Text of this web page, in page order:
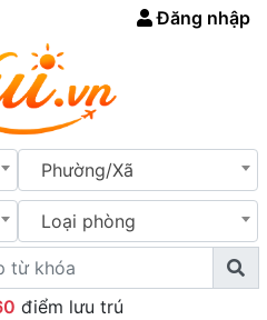
Đăng nhập
Phường/Xã
Loại phòng
điểm lưu trú